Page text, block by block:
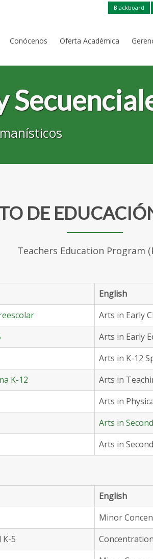
Blackboard
Conócenos Oferta Académica
DE
Teachers Education Program
English
Arts in Early
Arts in Early
Arts in K-12
K-12
Arts in
Arts in
Arts in
Arts in
English
Minor
5